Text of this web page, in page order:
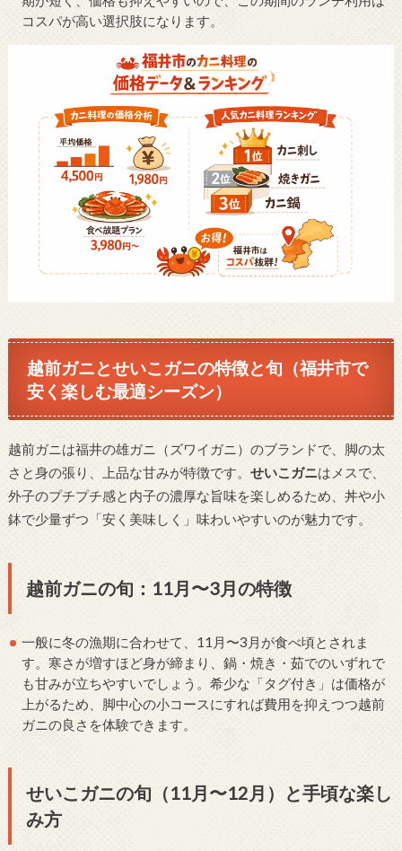
コスパが高い選択肢になります。
越前ガニとせいこガニの特徴と旬（福井市で
安く楽しむ最適シーズン）
越前ガニは福井の雄ガニ（ズワイガニ）のブランドで、脚の太
さと身の張り、上品な甘みが特徴です。 せいこガニはメスで、
外子のプチプチ感と内子の濃厚な旨味を楽しめるため、丼や小
鉢で少量ずつ「安く美味しく」味わいやすいのが魅力です。
越前ガニの旬：11月〜3月の特徴
一般に冬の漁期に合わせて、11月〜3月が食べ頃とされま
す。寒さが増すほど身が締まり、鍋・焼き・茹でのいずれで
も甘みが立ちやすいでしょう。希少な「タグ付き」は価格が
上がるため、脚中心の小コースにすれば費用を抑えつつ越前
ガニの良さを体験できます。
せいこガニの旬（11月〜12月）と手頃な楽し
み方